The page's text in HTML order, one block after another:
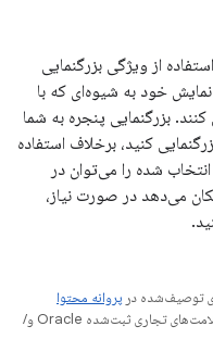
از ویژگی بزرگنمایی
خود به شیوه‌ای که با
کنند. بزرگنمایی پنجره به شما
کنید، برخلاف استفاده
شده را می‌توان در
می‌دهد در صورت نیاز،
توصیف‌شده در پروانه محتوا
هستند. جاوا و OpenJDK علامت‌های تجاری یا علامت‌های تجاری ثبت‌شده Oracle و/